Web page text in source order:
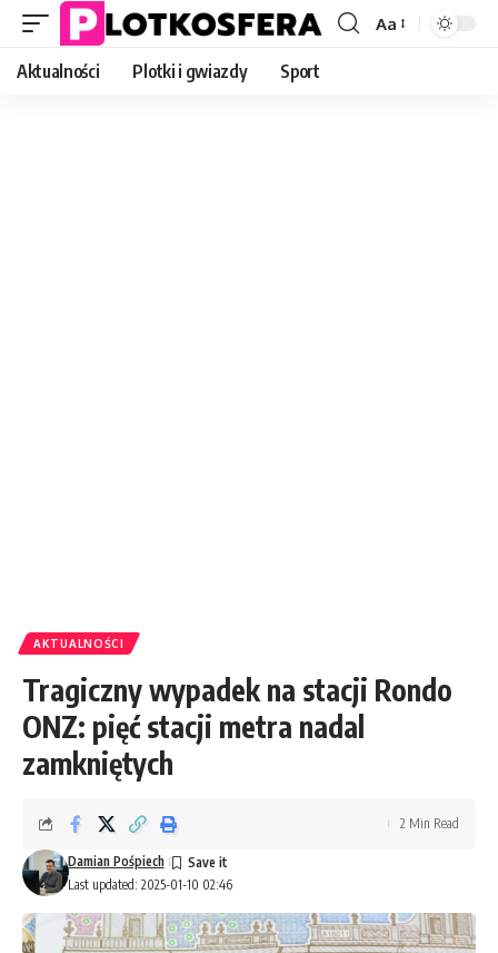
Font
Aa
Aktualności Plotki i gwiazdy Sport
AKTUALNOŚCI
Tragiczny wypadek na stacji Rondo
ONZ: pięć stacji metra nadal
zamkniętych
Last updated: 2025-01-10 02:46
Damian Pośpiech
2 Min Read